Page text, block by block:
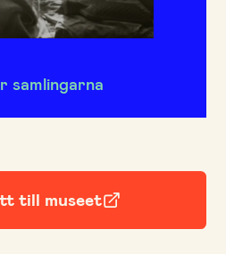
samlingarna
till museet